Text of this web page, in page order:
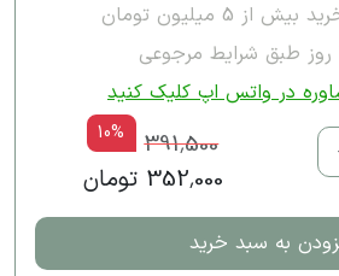
5 میلیون تومان
در واتس اپ کلیک کنید
391,500
10%
352,000 تومان
به سبد خرید